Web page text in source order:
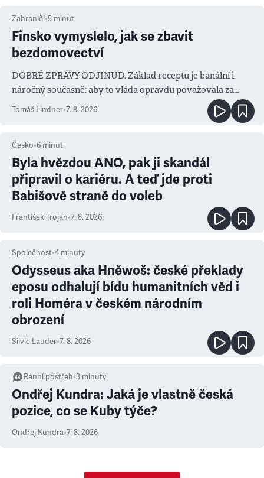
Zahraničí•5 minut
Finsko vymyslelo, jak se zbavit
bezdomovectví
DOBRÉ ZPRÁVY ODJINUD. Základ receptu je banální i
náročný současně: aby to vláda opravdu považovala za
prioritu
Tomáš Lindner•7. 8. 2026
Česko•6 minut
Byla hvězdou ANO, pak ji skandál
připravil o kariéru. A teď jde proti
Babišově straně do voleb
František Trojan•7. 8. 2026
Společnost•4 minuty
Odysseus aka Hněwoš: české překlady
eposu odhalují bídu humanitních věd i
roli Homéra v českém národním
obrození
Silvie Lauder•7. 8. 2026
Ranní postřeh•3 minuty
Ondřej Kundra: Jaká je vlastně česká
pozice, co se Kuby týče?
Ondřej Kundra•7. 8. 2026